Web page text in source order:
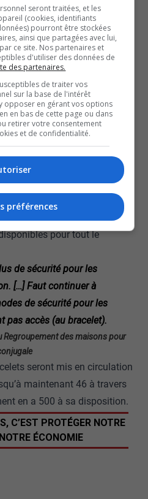
des vies. C’est de
que ces contrevenants qui
à la cheville ne
x de la victime. Pour moi,
s’assurer de la sécurité de
malheureusement,
la Sécurité publique du Québec
maisons pour femmes
la nouvelle est reçue
permettra de
Il y a tout de même un
de bracelets sera
pour tout le
de sécurité pour les
[…] Faut continuer à
de sécurité pour les
pas accès (au bracelet).
Regroupement des maisons pour
seront mis en circulation
maintenant 46 à travers
en a 500 à sa disposition.
C’EST PROTÉGER NOTRE
ÉCONOMIE
seront traitées, et les
(cookies, identifiants
pourront être stockées
ainsi que partagées avec lui,
ce site. Nos partenaires et
d'utiliser des données de
des partenaires.
de traiter vos
sur la base de l'intérêt
opposer en gérant vos options
en bas de cette page ou dans
retirer votre consentement
et de confidentialité.
préférences